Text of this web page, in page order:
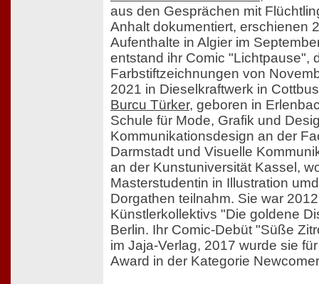
aus den Gesprächen mit
Anhalt dokumentiert, erschienen
Aufenthalte in Algier im
entstand ihr Comic "Lichtpause",
Farbstiftzeichnungen von
2021 in Dieselkraftwerk in
Burcu Türker, geboren in
Schule für Mode, Grafik und
Kommunikationsdesign an der
Darmstadt und Visuelle
an der Kunstuniversität Kassel,
Masterstudentin in Illustration
Dorgathen teilnahm. Sie war
Künstlerkollektivs "Die goldene
Berlin. Ihr Comic-Debüt "Süße
im Jaja-Verlag, 2017 wurde sie
Award in der Kategorie